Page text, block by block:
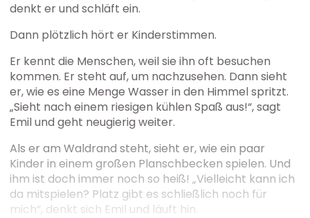
denkt er und schläft ein.
Dann plötzlich hört er Kinderstimmen.
Er kennt die Menschen, weil sie ihn oft besuchen
kommen. Er steht auf, um nachzusehen. Dann sieht
er, wie es eine Menge Wasser in den Himmel spritzt.
„Sieht nach einem riesigen kühlen Spaß aus!“, sagt
Emil und geht neugierig weiter.
Als er am Waldrand steht, sieht er, wie ein paar
Kinder in einem großen Planschbecken spielen. Und
ihm ist doch immer noch so heiß! „Vielleicht kann ich
da mitspielen? Platz gibt es schließlich noch für
mich“, denkt sich Emil und läuft hin.